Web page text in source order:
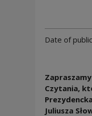
Date of
Czytania,
Juliusza